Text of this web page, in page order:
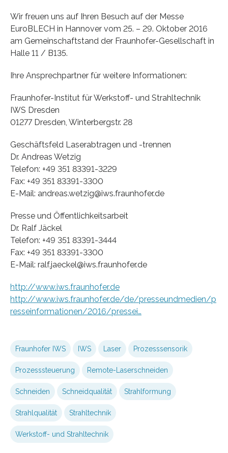
Wir freuen uns auf Ihren Besuch auf der Messe
EuroBLECH in Hannover vom 25. – 29. Oktober 2016
am Gemeinschaftstand der Fraunhofer-Gesellschaft in
Halle 11 / B135.
Ihre Ansprechpartner für weitere Informationen:
Fraunhofer-Institut für Werkstoff- und Strahltechnik
IWS Dresden
01277 Dresden, Winterbergstr. 28
Geschäftsfeld Laserabtragen und -trennen
Dr. Andreas Wetzig
Telefon: +49 351 83391-3229
Fax: +49 351 83391-3300
E-Mail: andreas.wetzig@iws.fraunhofer.de
Presse und Öffentlichkeitsarbeit
Dr. Ralf Jäckel
Telefon: +49 351 83391-3444
Fax: +49 351 83391-3300
E-Mail: ralf.jaeckel@iws.fraunhofer.de
http://www.iws.fraunhofer.de
http://www.iws.fraunhofer.de/de/presseundmedien/p
resseinformationen/2016/pressei…
Fraunhofer IWS IWS Laser Prozesssensorik
Prozesssteuerung Remote-Laserschneiden
Schneiden Schneidqualität Strahlformung
Strahlqualität Strahltechnik
Werkstoff- und Strahltechnik